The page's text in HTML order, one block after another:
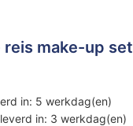
reis make-up set
in: 5 werkdag(en)
in: 3 werkdag(en)